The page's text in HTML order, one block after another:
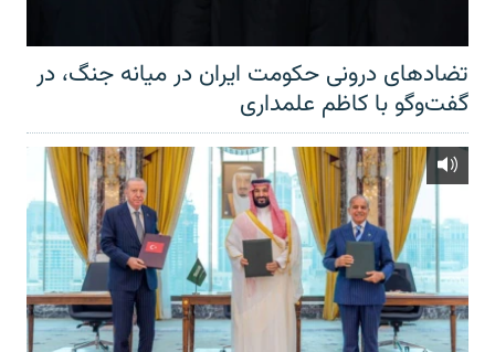
تضادهای درونی حکومت ایران در میانه جنگ، در
گفت‌‌وگو با کاظم علمداری